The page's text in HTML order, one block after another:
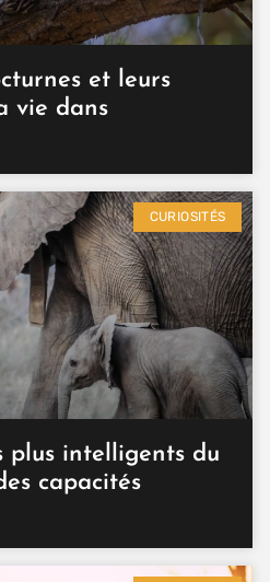
et leurs
vie dans
CURIOSITÉS
plus intelligents du
capacités